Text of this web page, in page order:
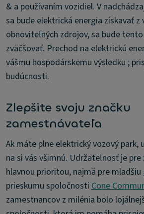
& a používaním vozidiel. V
sa bude elektrická energia získavať
obnoviteľných zdrojov, sa bude
zväčšovať. Prechod na elektrickú
vášmu hospodárskemu výsledku ;
budúcnosti.
Zlepšite svoju značku
zamestnávateľa
Ak máte plne elektrický vozový park,
na si vás všimnú. Udržateľnosť je
hlavnou prioritou, najmä pre
prieskumu spoločnosti Cone
zamestnancov z milénia bolo